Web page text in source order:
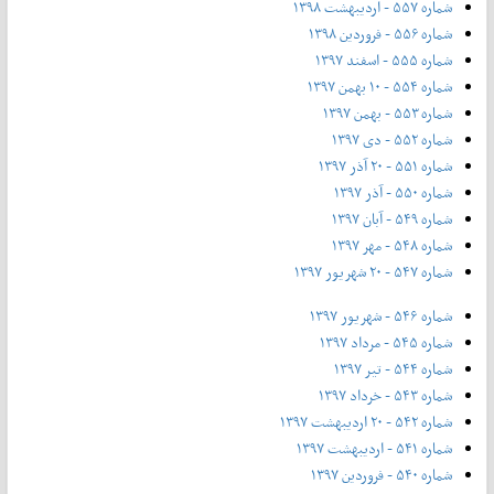
شماره ۵۵۷ - اردیبهشت ۱۳۹۸
شماره ۵۵۶ - فروردین ۱۳۹۸
شماره ۵۵۵ - اسفند ۱۳۹۷
شماره ۵۵۴ - ۱۰ بهمن ۱۳۹۷
شماره ۵۵۳ - بهمن ۱۳۹۷
شماره ۵۵۲ - دی ۱۳۹۷
شماره ۵۵۱ - ۲۰ آذر ۱۳۹۷
شماره ۵۵۰ - آذر ۱۳۹۷
شماره ۵۴۹ - آبان ۱۳۹۷
شماره ۵۴۸ - مهر ۱۳۹۷
شماره ۵۴۷ - ۲۰ شهریور ۱۳۹۷
شماره ۵۴۶ - شهریور ۱۳۹۷
شماره ۵۴۵ - مرداد ۱۳۹۷
شماره ۵۴۴ - تیر ۱۳۹۷
شماره ۵۴۳ - خرداد ۱۳۹۷
شماره ۵۴۲ - ۲۰ اردیبهشت ۱۳۹۷
شماره ۵۴۱ - اردیبهشت ۱۳۹۷
شماره ۵۴۰ - فروردین ۱۳۹۷